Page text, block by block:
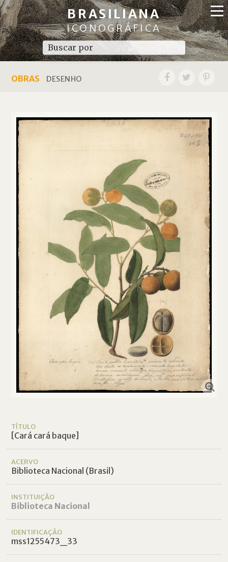
BRASILIANA
ICONOGRÁFICA
OBRAS DESENHO
TÍTULO
[Cará cará baque]
ACERVO
Biblioteca Nacional (Brasil)
INSTITUIÇÃO
Biblioteca Nacional
IDENTIFICAÇÃO
mss1255473_33